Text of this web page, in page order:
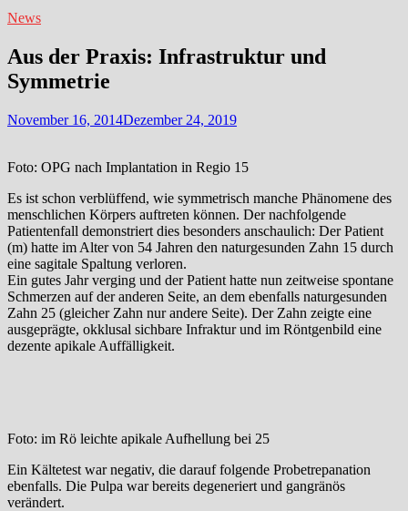
News
Aus der Praxis: Infrastruktur und
Symmetrie
November 16, 2014Dezember 24, 2019
Foto: OPG nach Implantation in Regio 15
Es ist schon verblüffend, wie symmetrisch manche Phänomene des
menschlichen Körpers auftreten können. Der nachfolgende
Patientenfall demonstriert dies besonders anschaulich: Der Patient
(m) hatte im Alter von 54 Jahren den naturgesunden Zahn 15 durch
eine sagitale Spaltung verloren.
Ein gutes Jahr verging und der Patient hatte nun zeitweise spontane
Schmerzen auf der anderen Seite, an dem ebenfalls naturgesunden
Zahn 25 (gleicher Zahn nur andere Seite). Der Zahn zeigte eine
ausgeprägte, okklusal sichbare Infraktur und im Röntgenbild eine
dezente apikale Auffälligkeit.
Foto: im Rö leichte apikale Aufhellung bei 25
Ein Kältetest war negativ, die darauf folgende Probetrepanation
ebenfalls. Die Pulpa war bereits degeneriert und gangränös
verändert.